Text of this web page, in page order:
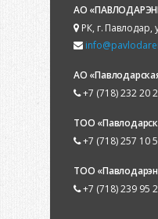
АО
РК, г. Павлодар,
АО
+7 (718) 232 20
ТОО
+7 (718) 257 10
ТОО
+7 (718) 239 95